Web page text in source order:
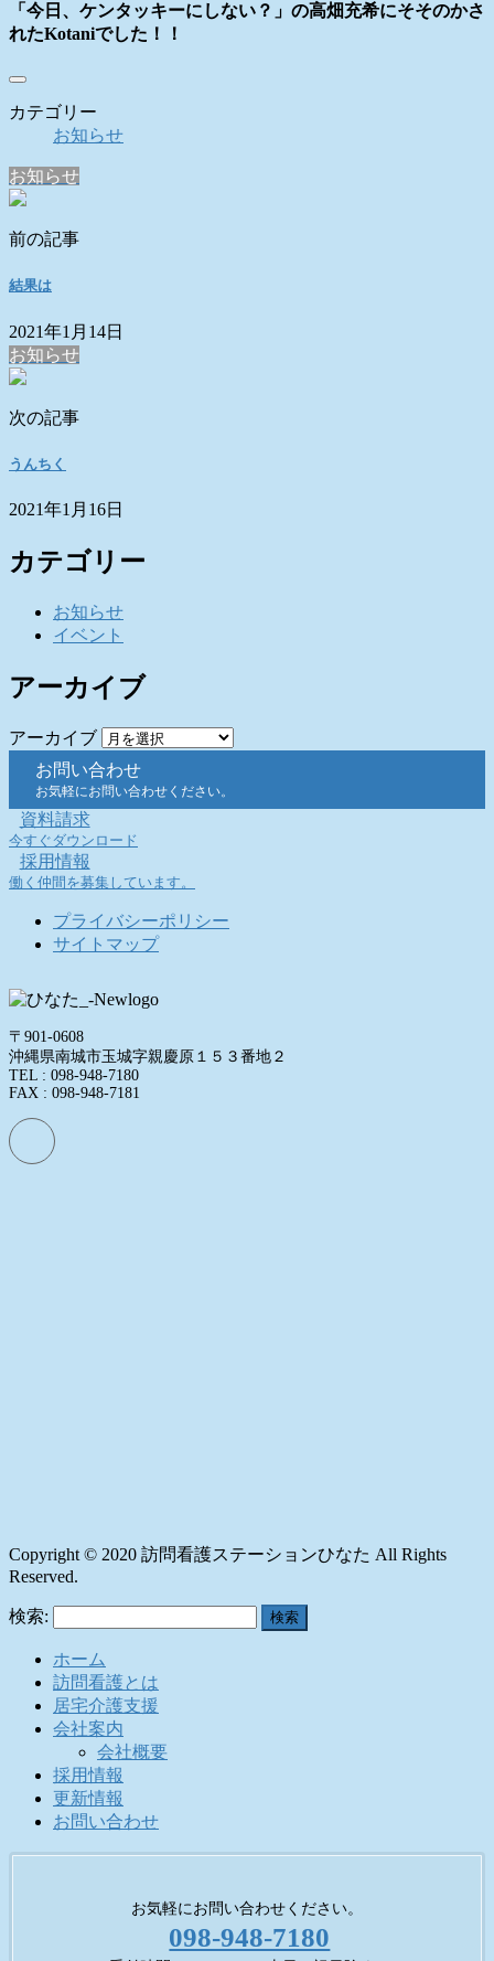
「今日、ケンタッキーにしない？」の高畑充希にそそのかさ
れたKotaniでした！！
カテゴリー
お知らせ
お知らせ
前の記事
結果は
2021年1月14日
お知らせ
次の記事
うんちく
2021年1月16日
カテゴリー
お知らせ
イベント
アーカイブ
アーカイブ
お問い合わせ
お気軽にお問い合わせください。
資料請求
今すぐダウンロード
採用情報
働く仲間を募集しています。
プライバシーポリシー
サイトマップ
〒901-0608
沖縄県南城市玉城字親慶原１５３番地２
TEL : 098-948-7180
FAX : 098-948-7181
Copyright © 2020 訪問看護ステーションひなた All Rights
Reserved.
検索:
ホーム
訪問看護とは
居宅介護支援
会社案内
会社概要
採用情報
更新情報
お問い合わせ
お気軽にお問い合わせください。
098-948-7180